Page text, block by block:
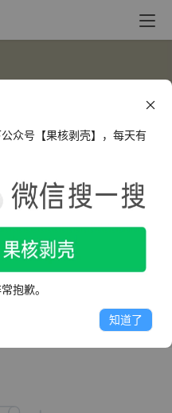
都没有留下～
众号【果核剥壳】，每天有
抱歉。
知道了